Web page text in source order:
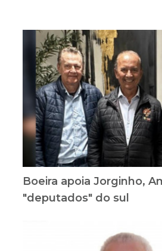
Boeira apoia Jorginho,
"deputados" do sul